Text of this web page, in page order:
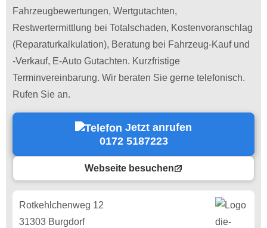
Fahrzeugbewertungen, Wertgutachten,
Restwertermittlung bei Totalschaden, Kostenvoranschlag
(Reparaturkalkulation), Beratung bei Fahrzeug-Kauf und
-Verkauf, E-Auto Gutachten. Kurzfristige
Terminvereinbarung. Wir beraten Sie gerne telefonisch.
Rufen Sie an.
Jetzt anrufen
0172 5187223
Webseite besuchen
Rotkehlchenweg 12
31303 Burgdorf